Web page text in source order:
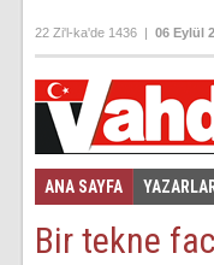
22 Zi'l-ka'de 1436 | 06 Eylül
ANA SAYFA
Foto Galeri Video Galeri
Bir tekne